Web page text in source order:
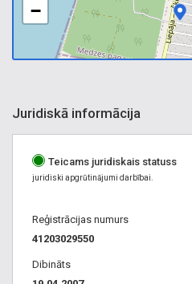
−
Juridiskā informācija
Teicams juridiskais statuss
juridiski apgrūtinājumi darbībai.
Reģistrācijas numurs
41203029550
Dibināts